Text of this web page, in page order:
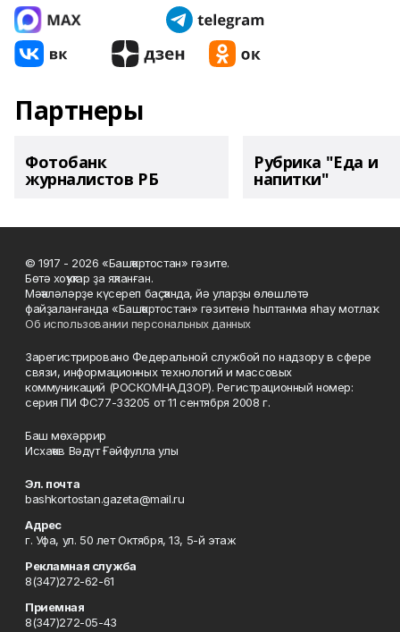
Партнеры
Фотобанк
журналистов РБ
Рубрика "Еда и
напитки"
© 1917 - 2026 «Башҡортостан» гәзите.
Бөтә хоҡуҡтар ҙа яҡланған.
Мәҡәләләрҙе күсереп баҫҡанда, йә уларҙы өлөшләтә
файҙаланғанда «Башҡортостан» гәзитенә һылтанма яһау мотлаҡ.
Об использовании персональных данных
Зарегистрировано Федеральной службой по надзору в сфере
связи, информационных технологий и массовых
коммуникаций (РОСКОМНАДЗОР). Регистрационный номер:
серия ПИ ФС77-33205 от 11 сентября 2008 г.
Баш мөхәррир
Исхаҡов Вәдүт Ғәйфулла улы
Эл. почта
bashkortostan.gazeta@mail.ru
Адрес
г. Уфа, ул. 50 лет Октября, 13, 5-й этаж
Рекламная служба
8(347)272-62-61
Приемная
8(347)272-05-43